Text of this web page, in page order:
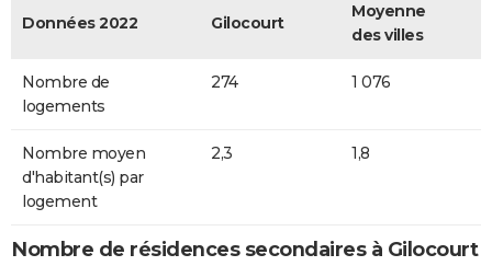
Données 2022 Gilocourt
Moyenne
des villes
Nombre de
logements
274 1 076
Nombre moyen
d'habitant(s) par
logement
2,3 1,8
Nombre de résidences secondaires à Gilocourt